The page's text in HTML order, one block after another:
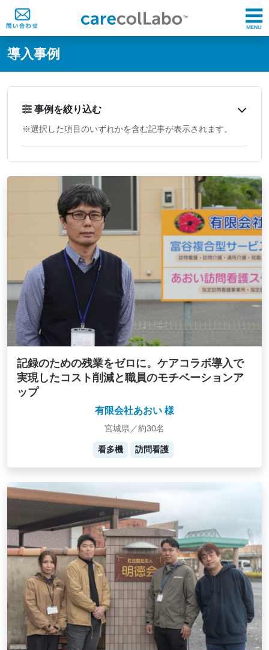
@ -0,0 +1,60 @@
導入事例
事例を絞り込む
※選択した項目のいずれかを含む記事が表示されます。
記録のための残業をゼロに。ケアコラボ導入で
実現したコスト削減と職員のモチベーションア
ップ
有限会社あおい 様
宮城県／約30名
看多機 訪問看護